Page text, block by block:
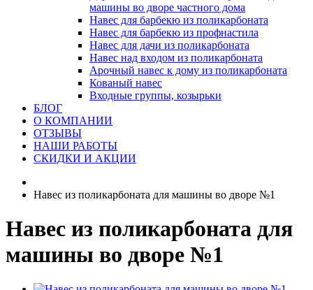
машины во дворе частного дома
Навес для барбекю из поликарбоната
Навес для барбекю из профнастила
Навес для дачи из поликарбоната
Навес над входом из поликарбоната
Арочный навес к дому из поликарбоната
Кованый навес
Входные группы, козырьки
БЛОГ
О КОМПАНИИ
ОТЗЫВЫ
НАШИ РАБОТЫ
СКИДКИ И АКЦИИ
Навес из поликарбоната для машины во дворе №1
Навес из поликарбоната для
машины во дворе №1